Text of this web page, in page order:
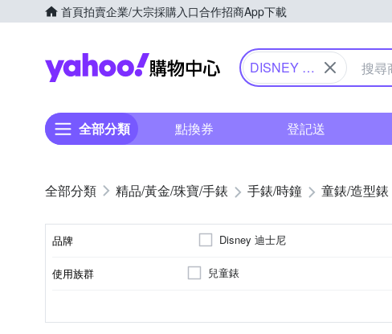
首頁拍賣企業/大宗採購入口合作招商App下載
Yahoo購物中心
DISNEY 迪
全部分類 點換券 登記送
精品/黃金/珠寶/手錶 手錶/時鐘 童錶/造型錶
品牌 Disney 迪士尼
使用族群 兒童錶